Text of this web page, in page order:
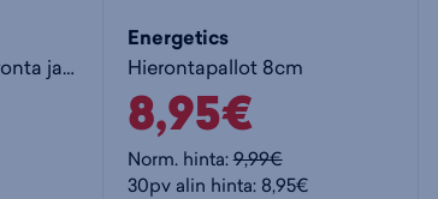
Massage Hook - hieronta ja akupunktio
Energetics
Hierontapallot 8cm
8,95€
Norm. hinta:9,99€
30pv alin hinta: 8,95€